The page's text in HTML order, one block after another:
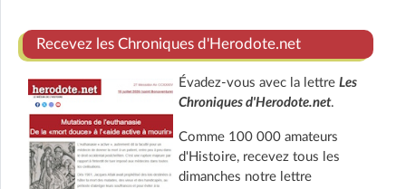
Recevez les Chroniques d'Herodote.net
Évadez-vous avec la lettre Les
Chroniques d'Herodote.net.
Comme 100 000 amateurs
d'Histoire, recevez tous les
dimanches notre lettre